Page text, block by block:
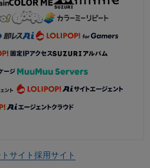
サイト採用サイト